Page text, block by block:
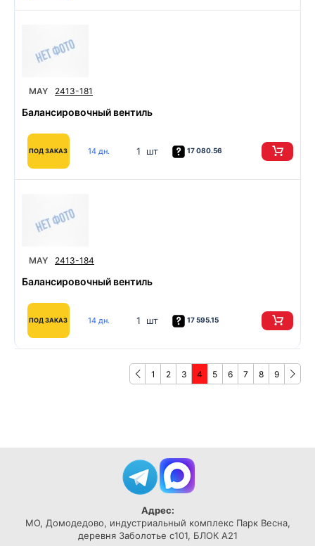
MAY 2413-181
Балансировочный вентиль
ПОД ЗАКАЗ 14 дн. 1 шт 17 080.56
MAY 2413-184
Балансировочный вентиль
ПОД ЗАКАЗ 14 дн. 1 шт 17 595.15
1 2 3 4 5 6 7 8 9
Адрес:
МО, Домодедово, индустриальный комплекс Парк Весна,
деревня Заболотье с101, БЛОК А21